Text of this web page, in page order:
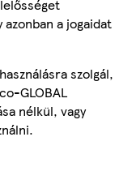
a jogaidat
szolgál,
GLOBAL
nélkül, vagy